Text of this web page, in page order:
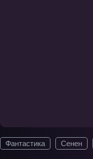
Фантастика Сенен